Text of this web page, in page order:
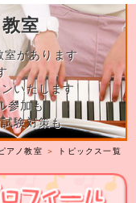
室
室があります
いたします
参加も
験対策も
アノ教室 ＞
トピックス一覧